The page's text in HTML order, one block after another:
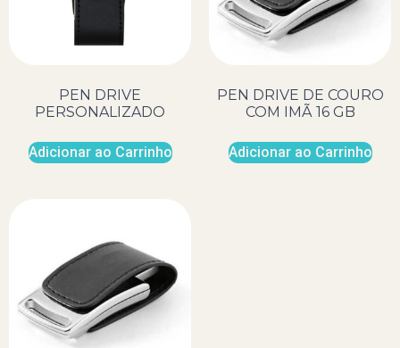
PEN DRIVE
PERSONALIZADO
Adicionar ao Carrinho
PEN DRIVE DE COURO
COM IMÃ 16 GB
Adicionar ao Carrinho